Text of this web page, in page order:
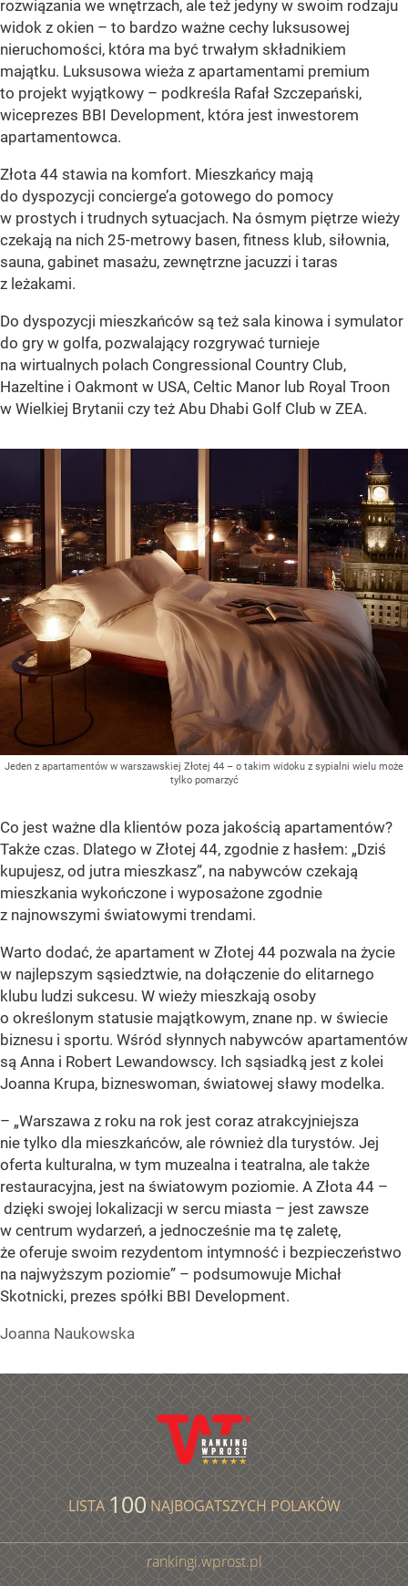
rozwiązania we wnętrzach, ale też jedyny w swoim rodzaju
widok z okien – to bardzo ważne cechy luksusowej
nieruchomości, która ma być trwałym składnikiem
majątku. Luksusowa wieża z apartamentami premium
to projekt wyjątkowy – podkreśla Rafał Szczepański,
wiceprezes BBI Development, która jest inwestorem
apartamentowca.
Złota 44 stawia na komfort. Mieszkańcy mają
do dyspozycji concierge’a gotowego do pomocy
w prostych i trudnych sytuacjach. Na ósmym piętrze wieży
czekają na nich 25-metrowy basen, fitness klub, siłownia,
sauna, gabinet masażu, zewnętrzne jacuzzi i taras
z leżakami.
Do dyspozycji mieszkańców są też sala kinowa i symulator
do gry w golfa, pozwalający rozgrywać turnieje
na wirtualnych polach Congressional Country Club,
Hazeltine i Oakmont w USA, Celtic Manor lub Royal Troon
w Wielkiej Brytanii czy też Abu Dhabi Golf Club w ZEA.
Jeden z apartamentów w warszawskiej Złotej 44 – o takim widoku z sypialni wielu może
tylko pomarzyć
Co jest ważne dla klientów poza jakością apartamentów?
Także czas. Dlatego w Złotej 44, zgodnie z hasłem: „Dziś
kupujesz, od jutra mieszkasz”, na nabywców czekają
mieszkania wykończone i wyposażone zgodnie
z najnowszymi światowymi trendami.
Warto dodać, że apartament w Złotej 44 pozwala na życie
w najlepszym sąsiedztwie, na dołączenie do elitarnego
klubu ludzi sukcesu. W wieży mieszkają osoby
o określonym statusie majątkowym, znane np. w świecie
biznesu i sportu. Wśród słynnych nabywców apartamentów
są Anna i Robert Lewandowscy. Ich sąsiadką jest z kolei
Joanna Krupa, bizneswoman, światowej sławy modelka.
– „Warszawa z roku na rok jest coraz atrakcyjniejsza
nie tylko dla mieszkańców, ale również dla turystów. Jej
oferta kulturalna, w tym muzealna i teatralna, ale także
restauracyjna, jest na światowym poziomie. A Złota 44 –
dzięki swojej lokalizacji w sercu miasta – jest zawsze
w centrum wydarzeń, a jednocześnie ma tę zaletę,
że oferuje swoim rezydentom intymność i bezpieczeństwo
na najwyższym poziomie” – podsumowuje Michał
Skotnicki, prezes spółki BBI Development.
Joanna Naukowska
LISTA 100NAJBOGATSZYCH POLAKÓW
rankingi.wprost.pl